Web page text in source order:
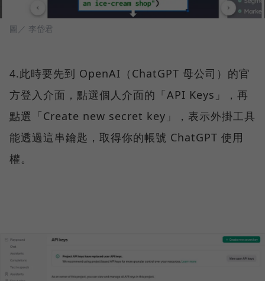
圖／ 李岱君
4.此時要先到 OpenAI（ChatGPT 母公司）的官
方登入介面，點選個人介面的「API Keys」，再
點選「Create new secret key」，表示外掛工具
能透過這串鑰匙，取得你的帳號 ChatGPT 使用
權。